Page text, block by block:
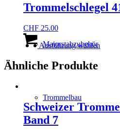
Majorstabzubehör
Trommelbau
Trommelschlegel
CHF 25.00
Ausführung wählen
können
auf
Ähnliche Produkte
Schweizer
Band 7